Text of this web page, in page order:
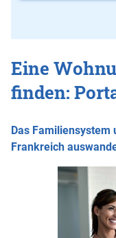
Eine
finden:
Das Familiensystem
Frankreich